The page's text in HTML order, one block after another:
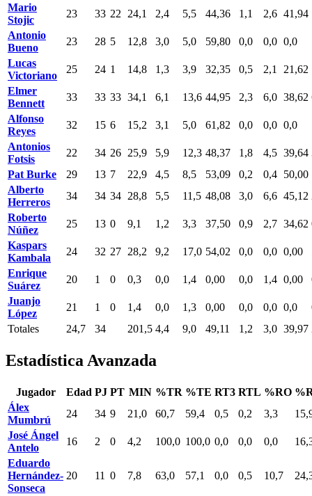
Mario
Stojic
23 33 22 24,1 2,4 5,5 44,36 1,1 2,6 41,94
Antonio
Bueno
23 28 5 12,8 3,0 5,0 59,80 0,0 0,0 0,0
Lucas
Victoriano
25 24 1 14,8 1,3 3,9 32,35 0,5 2,1 21,62
Elmer
Bennett
33 33 33 34,1 6,1 13,6 44,95 2,3 6,0 38,62
Alfonso
Reyes
32 15 6 15,2 3,1 5,0 61,82 0,0 0,0 0,0
Antonios
Fotsis
22 34 26 25,9 5,9 12,3 48,37 1,8 4,5 39,64
Pat Burke
29 13 7 22,9 4,5 8,5 53,09 0,2 0,4 50,00
Alberto
Herreros
34 34 34 28,8 5,5 11,5 48,08 3,0 6,6 45,12
Roberto
Núñez
25 13 0 9,1 1,2 3,3 37,50 0,9 2,7 34,62
Kaspars
Kambala
24 32 27 28,2 9,2 17,0 54,02 0,0 0,0 0,00
Enrique
Suárez
20 1 0 0,3 0,0 1,4 0,00 0,0 1,4 0,00
Juanjo
López
21 1 0 1,4 0,0 1,3 0,00 0,0 0,0 0,0
Totales
24,7 34 201,5 4,4 9,0 49,11 1,2 3,0 39,97
Estadística Avanzada
Jugador Edad PJ PT MIN %TR %TE RT3 RTL %RO
Álex
Mumbrú
24 34 9 21,0 60,7 59,4 0,5 0,2 3,3
José Ángel
Antelo
16 2 0 4,2 100,0 100,0 0,0 0,0 0,0
Eduardo
Hernández-
Sonseca
20 11 0 7,8 63,0 57,1 0,0 0,5 10,7